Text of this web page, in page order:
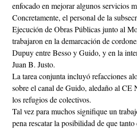
enfocado en mejorar algunos servicios
Concretamente, el personal de la
Ejecución de Obras Públicas junto al
trabajaron en la demarcación de
Dupuy entre Besso y Guido, y en la
Juan B. Justo.
La tarea conjunta incluyó refacciones
sobre el canal de Guido, aledaño al CE
los refugios de colectivos.
Tal vez para muchos signifique un
pena rescatar la posibilidad de que